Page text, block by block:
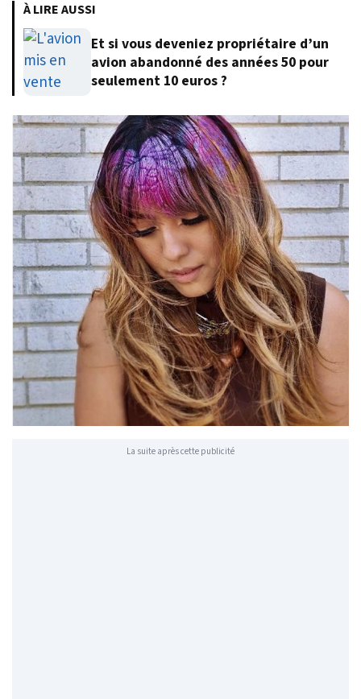
À LIRE AUSSI
Et si vous deveniez propriétaire d’un
avion abandonné des années 50 pour
seulement 10 euros ?
La suite après cette publicité